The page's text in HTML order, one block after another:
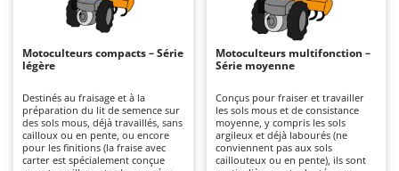
Aspirateurs de piscine
Atomiseurs agricoles pour tracteurs
Atomiseurs pour traitements
Autolaveuses
Autres produits
ALA 2000
Alpina
Ama
Ambrogio Robot
Annovi Reverberi
Motoculteurs compacts – Série
légère
Destinés au fraisage et à la
préparation du lit de semence sur
des sols mous, déjà travaillés, sans
cailloux ou en pente, ou encore
pour les finitions (la fraise avec
carter est spécialement conçue
Motoculteurs multifonction –
Série moyenne
Conçus pour fraiser et travailler
les sols mous et de consistance
moyenne, y compris les sols
argileux et déjà labourés (ne
conviennent pas aux sols
caillouteux ou en pente), ils sont